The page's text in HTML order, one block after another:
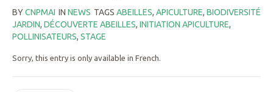
BYCNPMAI IN NEWS TAGS ABEILLES, APICULTURE, BIODIVERSITÉ
JARDIN, DÉCOUVERTE ABEILLES, INITIATION APICULTURE,
POLLINISATEURS, STAGE
Sorry, this entry is only available in French.